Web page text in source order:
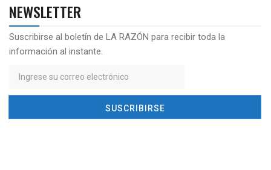
NEWSLETTER
Suscribirse al boletín de LA RAZÓN para recibir toda la
información al instante.